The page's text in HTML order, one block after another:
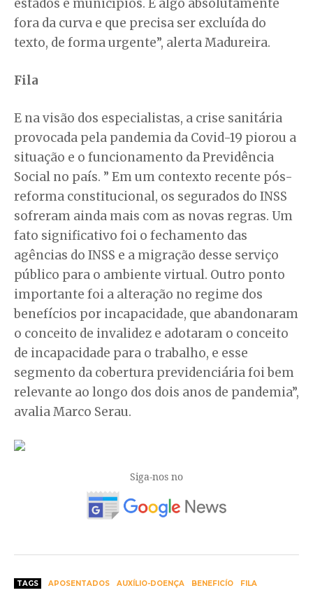
estados e municípios. É algo absolutamente
fora da curva e que precisa ser excluída do
texto, de forma urgente”, alerta Madureira.
Fila
E na visão dos especialistas, a crise sanitária
provocada pela pandemia da Covid-19 piorou a
situação e o funcionamento da Previdência
Social no país. ” Em um contexto recente pós-
reforma constitucional, os segurados do INSS
sofreram ainda mais com as novas regras. Um
fato significativo foi o fechamento das
agências do INSS e a migração desse serviço
público para o ambiente virtual. Outro ponto
importante foi a alteração no regime dos
benefícios por incapacidade, que abandonaram
o conceito de invalidez e adotaram o conceito
de incapacidade para o trabalho, e esse
segmento da cobertura previdenciária foi bem
relevante ao longo dos dois anos de pandemia”,
avalia Marco Serau.
Siga-nos no
TAGS APOSENTADOS AUXÍLIO-DOENÇA BENEFICÍO FILA